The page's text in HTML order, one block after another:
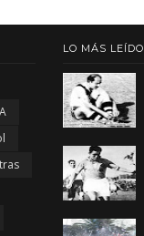
LO MÁS LEÍDO